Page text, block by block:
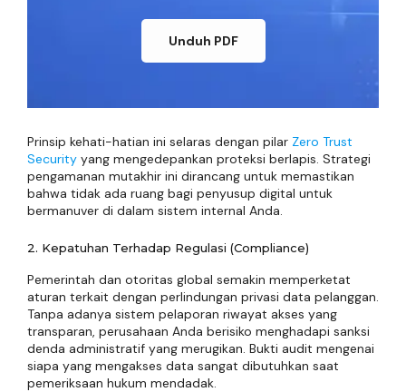
Unduh PDF
Prinsip kehati-hatian ini selaras dengan pilar Zero Trust
Security yang mengedepankan proteksi berlapis. Strategi
pengamanan mutakhir ini dirancang untuk memastikan
bahwa tidak ada ruang bagi penyusup digital untuk
bermanuver di dalam sistem internal Anda.
2. Kepatuhan Terhadap Regulasi (Compliance)
Pemerintah dan otoritas global semakin memperketat
aturan terkait dengan perlindungan privasi data pelanggan.
Tanpa adanya sistem pelaporan riwayat akses yang
transparan, perusahaan Anda berisiko menghadapi sanksi
denda administratif yang merugikan. Bukti audit mengenai
siapa yang mengakses data sangat dibutuhkan saat
pemeriksaan hukum mendadak.